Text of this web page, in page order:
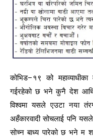
कोभिड–१९ को
गईरहेको छ भने कुनै देश
विश्वमा यसले एउटा नया
अहँकारवादी सोचलाई पनि
सोच्न बाध्य पारेको छ भने म